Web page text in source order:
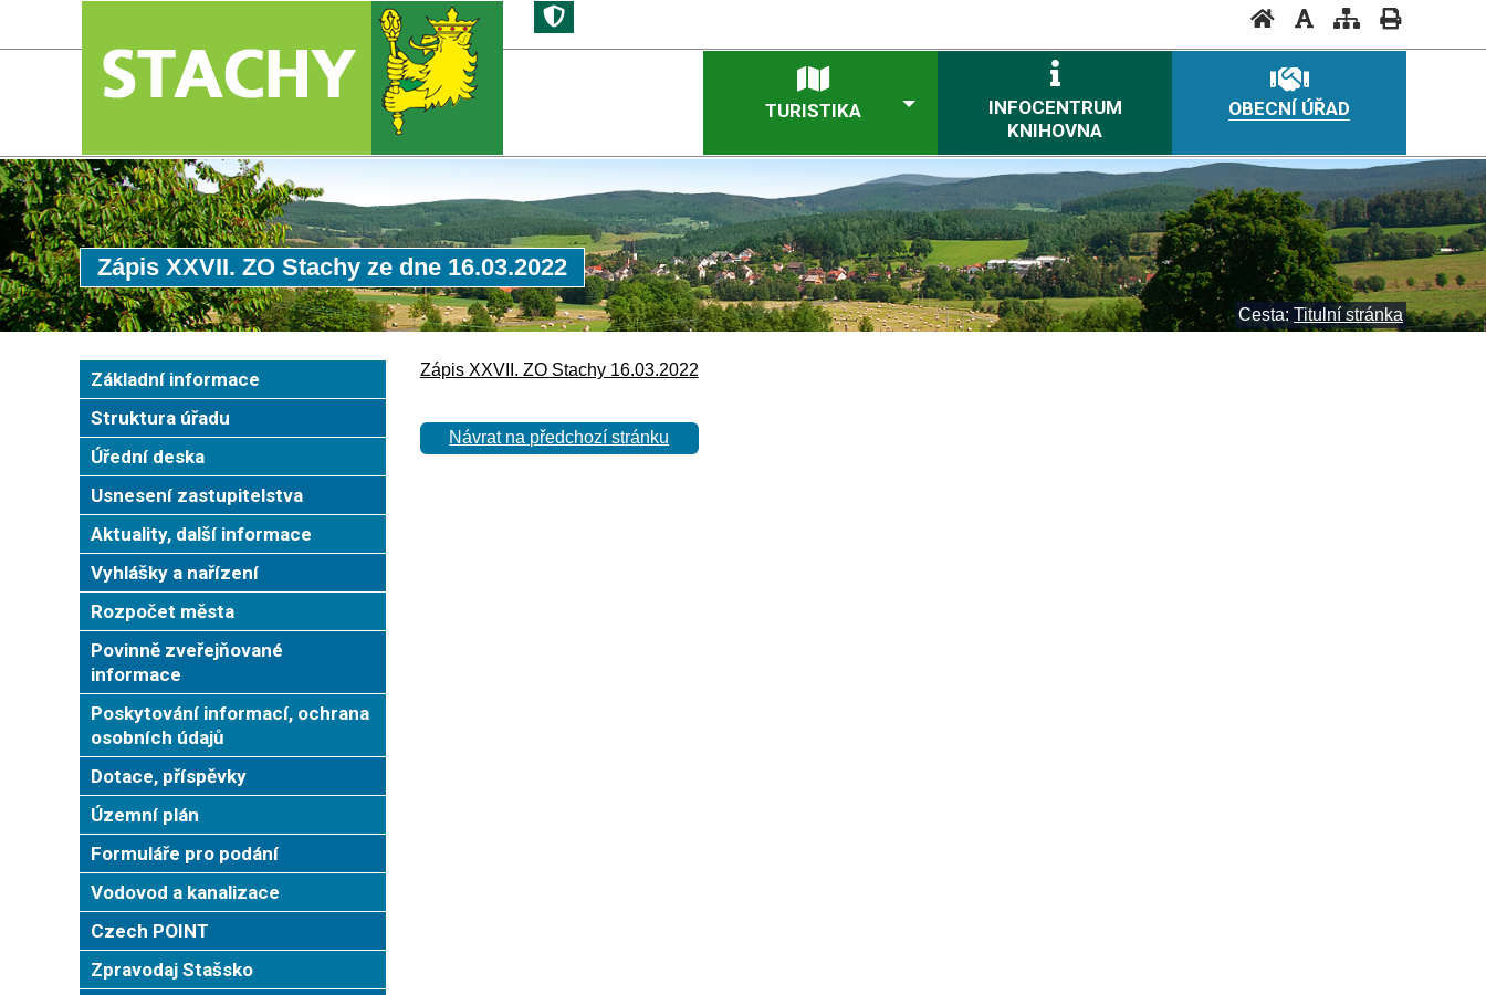
TURISTIKA
INFOCENTRUM
KNIHOVNA
OBECNÍ ÚŘAD
Zápis XXVII. ZO Stachy ze dne 16.03.2022
Cesta: Titulní stránka
Základní informace
Struktura úřadu
Úřední deska
Usnesení zastupitelstva
Aktuality, další informace
Vyhlášky a nařízení
Rozpočet města
Povinně zveřejňované
informace
Poskytování informací, ochrana
osobních údajů
Dotace, příspěvky
Územní plán
Formuláře pro podání
Vodovod a kanalizace
Czech POINT
Zpravodaj Stašsko
Zápis XXVII. ZO Stachy 16.03.2022
Návrat na předchozí stránku